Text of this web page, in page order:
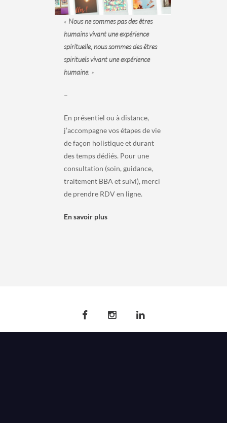
« Nous ne sommes pas des êtres
humains vivant une expérience
spirituelle, nous sommes des êtres
spirituels vivant une expérience
humaine. »
–
En présentiel ou à distance,
j’accompagne vos étapes de vie
de façon holistique et durant
des temps dédiés. Pour une
consultation (soin, guidance,
traitement BBA et suivi), merci
de prendre RDV en ligne.
En savoir plus